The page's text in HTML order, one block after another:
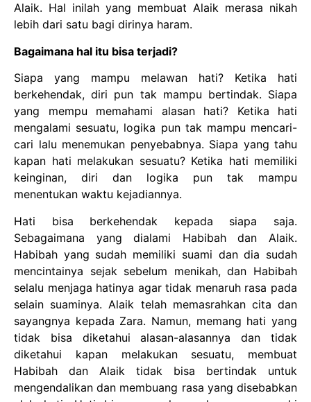
Alaik. Hal inilah yang membuat Alaik merasa nikah
lebih dari satu bagi dirinya haram.
Bagaimana hal itu bisa terjadi?
Siapa yang mampu melawan hati? Ketika hati
berkehendak, diri pun tak mampu bertindak. Siapa
yang mempu memahami alasan hati? Ketika hati
mengalami sesuatu, logika pun tak mampu mencari-
cari lalu menemukan penyebabnya. Siapa yang tahu
kapan hati melakukan sesuatu? Ketika hati memiliki
keinginan, diri dan logika pun tak mampu
menentukan waktu kejadiannya.
Hati bisa berkehendak kepada siapa saja.
Sebagaimana yang dialami Habibah dan Alaik.
Habibah yang sudah memiliki suami dan dia sudah
mencintainya sejak sebelum menikah, dan Habibah
selalu menjaga hatinya agar tidak menaruh rasa pada
selain suaminya. Alaik telah memasrahkan cita dan
sayangnya kepada Zara. Namun, memang hati yang
tidak bisa diketahui alasan-alasannya dan tidak
diketahui kapan melakukan sesuatu, membuat
Habibah dan Alaik tidak bisa bertindak untuk
mengendalikan dan membuang rasa yang disebabkan